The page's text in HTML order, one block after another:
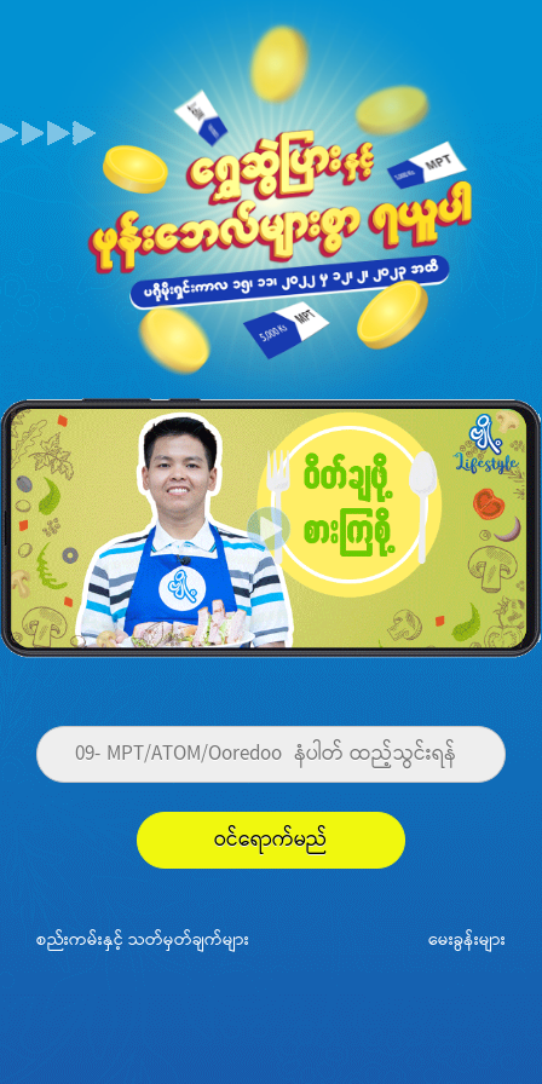
ဝင်ရောက်မည်
စည်းကမ်းနှင့် သတ်မှတ်ချက်များ မေးခွန်းများ